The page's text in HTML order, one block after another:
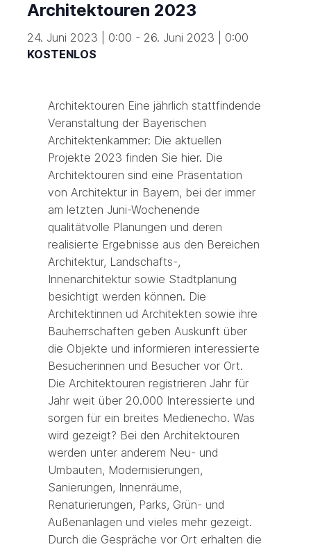
Architektouren 2023
24. Juni 2023 | 0:00 - 26. Juni 2023 | 0:00
KOSTENLOS
Architektouren Eine jährlich stattfindende
Veranstaltung der Bayerischen
Architektenkammer: Die aktuellen
Projekte 2023 finden Sie hier. Die
Architektouren sind eine Präsentation
von Architektur in Bayern, bei der immer
am letzten Juni-Wochenende
qualitätvolle Planungen und deren
realisierte Ergebnisse aus den Bereichen
Architektur, Landschafts-,
Innenarchitektur sowie Stadtplanung
besichtigt werden können. Die
Architektinnen ud Architekten sowie ihre
Bauherrschaften geben Auskunft über
die Objekte und informieren interessierte
Besucherinnen und Besucher vor Ort.
Die Architektouren registrieren Jahr für
Jahr weit über 20.000 Interessierte und
sorgen für ein breites Medienecho. Was
wird gezeigt? Bei den Architektouren
werden unter anderem Neu- und
Umbauten, Modernisierungen,
Sanierungen, Innenräume,
Renaturierungen, Parks, Grün- und
Außenanlagen und vieles mehr gezeigt.
Durch die Gespräche vor Ort erhalten die